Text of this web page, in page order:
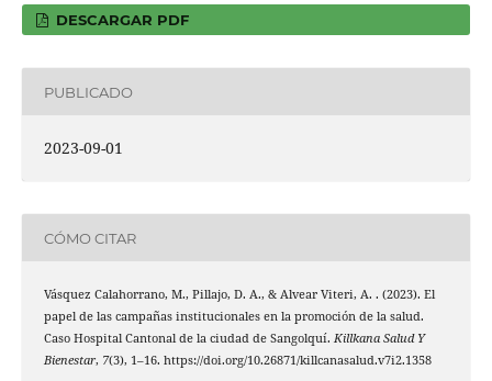
DESCARGAR PDF
PUBLICADO
2023-09-01
CÓMO CITAR
Vásquez Calahorrano, M., Pillajo, D. A., & Alvear Viteri, A. . (2023). El
papel de las campañas institucionales en la promoción de la salud.
Caso Hospital Cantonal de la ciudad de Sangolquí. Killkana Salud Y
Bienestar, 7(3), 1–16. https://doi.org/10.26871/killcanasalud.v7i2.1358